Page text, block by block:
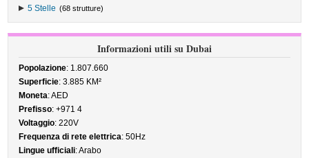
5 Stelle (68 strutture)
Informazioni utili su Dubai
Popolazione: 1.807.660
Superficie: 3.885 KM²
Moneta: AED
Prefisso: +971 4
Voltaggio: 220V
Frequenza di rete elettrica: 50Hz
Lingue ufficiali: Arabo